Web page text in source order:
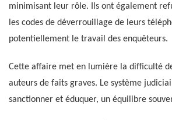
minimisant leur rôle. Ils ont également
les codes de déverrouillage de leurs
potentiellement le travail des enquêteurs.
Cette affaire met en lumière la difficulté
auteurs de faits graves. Le système
sanctionner et éduquer, un équilibre